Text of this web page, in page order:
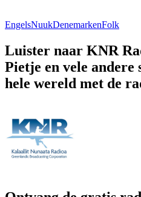
EngelsNuukDenemarkenFolk
Luister naar KNR
Pietje en vele andere
hele wereld met de